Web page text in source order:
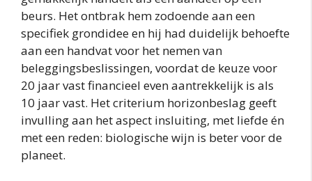
beurs. Het ontbrak hem zodoende aan een
specifiek grondidee en hij had duidelijk behoefte
aan een handvat voor het nemen van
beleggingsbeslissingen, voordat de keuze voor
20 jaar vast financieel even aantrekkelijk is als
10 jaar vast. Het criterium horizonbeslag geeft
invulling aan het aspect insluiting, met liefde én
met een reden: biologische wijn is beter voor de
planeet.